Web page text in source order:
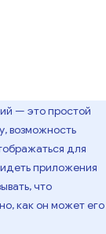
— это простой
возможность
для
приложения
что
как он может его